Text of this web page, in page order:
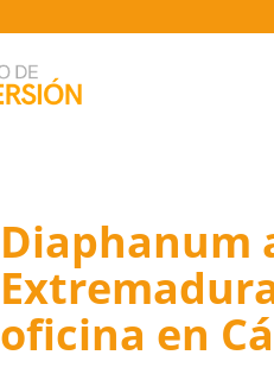
Diaphanum
oficina en